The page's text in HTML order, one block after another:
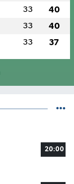
33 40
33 40
33 37
20:00